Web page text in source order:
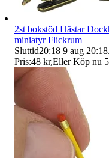
2st bokstöd Hästar
miniatyr Flickrum
Sluttid20:18 9 aug 20:18.
Pris:48 kr,Eller Köp nu